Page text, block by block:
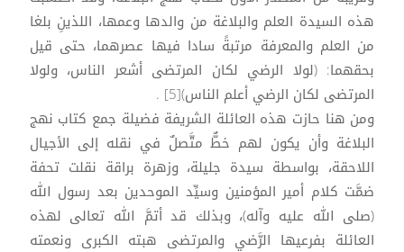
هذه السيدة العلم والبلاغة من والدها وعمها، اللذينِ بلغا
من العلم والمعرفة مرتبةً سادا فيها عصرهما، حتى قيل
بحقهما: (لولا الرضي لكان المرتضى أشعر الناس، ولولا
المرتضى لكان الرضي أعلم الناس)[5] .
ومن هنا حازت هذه العائلة الشريفة فضيلة جمع كتاب نهج
البلاغة وأن يكون لهم خطٌّ متَّصلٌ في نقله إلى الأجيال
اللاحقة، بواسطة سيدة جليلة، وزهرة براقة نقلت تحفة
ضمَّت كلام أمير المؤمنين وسيِّد الموحدين بعد رسول الله
(صلى الله عليه وآله)، وبذلك قد أتمَّ الله تعالى لهذه
العائلة بفرعيها الرَّضي والمرتضى هبته الكبرى ونعمته